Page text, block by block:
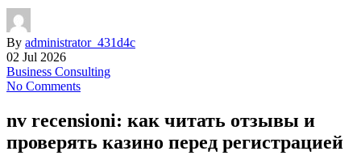
By administrator_431d4c
02 Jul 2026
Business Consulting
No Comments
nv recensioni: как читать отзывы и
проверять казино перед регистрацией